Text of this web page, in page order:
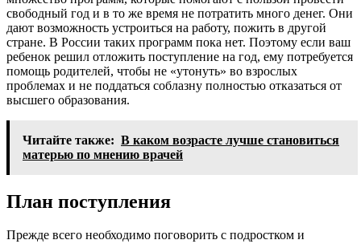
свободный год и в то же время не потратить много денег. Они
дают возможность устроиться на работу, пожить в другой
стране. В России таких программ пока нет. Поэтому если ваш
ребенок решил отложить поступление на год, ему потребуется
помощь родителей, чтобы не «утонуть» во взрослых
проблемах и не поддаться соблазну полностью отказаться от
высшего образования.
Читайте также: В каком возрасте лучше становиться
матерью по мнению врачей
План поступления
Прежде всего необходимо поговорить с подростком и